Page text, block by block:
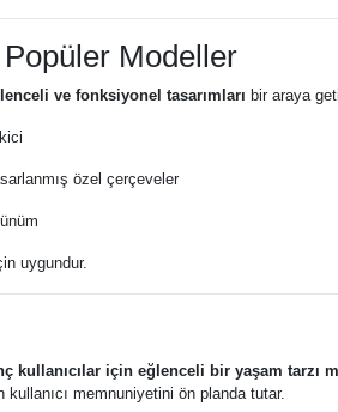
Modeller
ve fonksiyonel tasarımları bir araya
özel çerçeveler
uygundur.
kullanıcılar için eğlenceli bir yaşam tarzı
memnuniyetini ön planda tutar.